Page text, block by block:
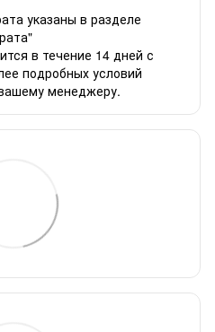
указаны в разделе
в течение 14 дней с
подробных условий
менеджеру.